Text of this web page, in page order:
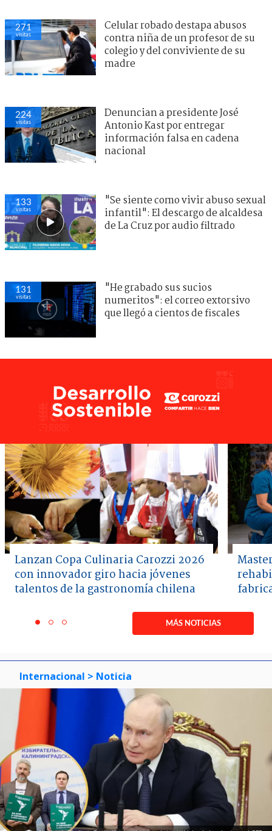
271
visitas
Celular robado destapa abusos
contra niña de un profesor de su
colegio y del conviviente de su
madre
224
visitas
Denuncian a presidente José
Antonio Kast por entregar
información falsa en cadena
nacional
133
visitas
"Se siente como vivir abuso sexual
infantil": El descargo de alcaldesa
de La Cruz por audio filtrado
131
visitas
"He grabado sus sucios
numeritos": el correo extorsivo
que llegó a cientos de fiscales
Lanzan Copa Culinaria Carozzi 2026
con innovador giro hacia jóvenes
talentos de la gastronomía chilena
itemitemitem
MÁS NOTICIAS
Internacional > Noticia